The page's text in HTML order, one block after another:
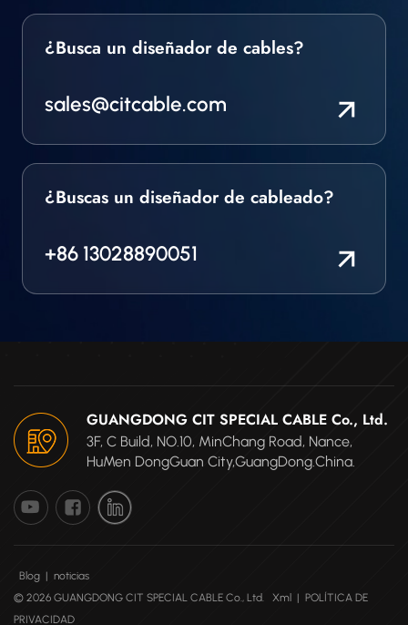
¿Busca un diseñador de cables?
sales@citcable.com
¿Buscas un diseñador de cableado?
+86 13028890051
GUANGDONG CIT SPECIAL CABLE Co., Ltd.
3F, C Build, NO.10, MinChang Road, Nance,
HuMen DongGuan City,GuangDong.China.
Blog | noticias
© 2026 GUANGDONG CIT SPECIAL CABLE Co., Ltd.
Xml | POLÍTICA DE
PRIVACIDAD